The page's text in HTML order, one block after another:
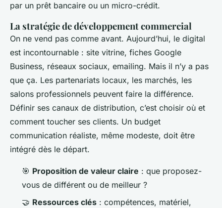
par un prêt bancaire ou un micro-crédit.
La stratégie de développement commercial
On ne vend pas comme avant. Aujourd’hui, le digital
est incontournable : site vitrine, fiches Google
Business, réseaux sociaux, emailing. Mais il n’y a pas
que ça. Les partenariats locaux, les marchés, les
salons professionnels peuvent faire la différence.
Définir ses canaux de distribution, c’est choisir où et
comment toucher ses clients. Un budget
communication réaliste, même modeste, doit être
intégré dès le départ.
🎯 Proposition de valeur claire : que proposez-
vous de différent ou de meilleur ?
🤝 Ressources clés : compétences, matériel,